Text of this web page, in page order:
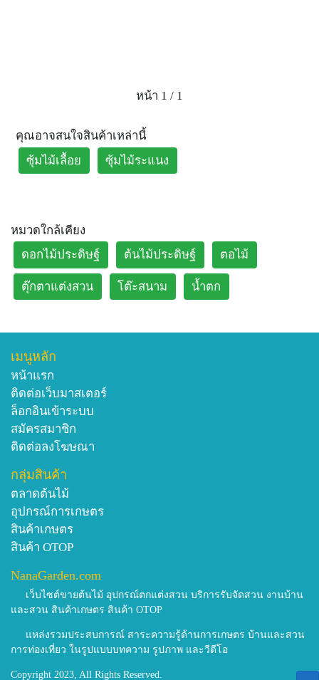
หน้า 1 / 1
คุณอาจสนใจสินค้าเหล่านี้
ซุ้มไม้เลื้อย
ซุ้มไม้ระแนง
หมวดใกล้เคียง
ดอกไม้ประดิษฐ์
ต้นไม้ประดิษฐ์ ตอไม้
ตุ๊กตาแต่งสวน โต๊ะสนาม น้ำตก
เมนูหลัก
หน้าแรก
ติดต่อเว็บมาสเตอร์
ล็อกอินเข้าระบบ
สมัครสมาชิก
ติดต่อลงโฆษณา
กลุ่มสินค้า
ตลาดต้นไม้
อุปกรณ์การเกษตร
สินค้าเกษตร
สินค้า OTOP
NanaGarden.com
เว็บไซต์ขายต้นไม้ อุปกรณ์ตกแต่งสวน บริการรับจัดสวน งานบ้าน
และสวน สินค้าเกษตร สินค้า OTOP
แหล่งรวมประสบการณ์ สาระความรู้ด้านการเกษตร บ้านและสวน
การท่องเที่ยว ในรูปแบบบทความ รูปภาพ และวีดีโอ
Copyright 2023, All Rights Reserved.